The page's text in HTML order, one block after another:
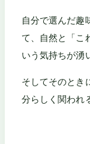
自分で選んだ趣
て、自然と「こ
いう気持ちが湧
そしてそのとき
分らしく関われ